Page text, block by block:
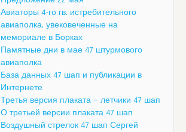
Авиаторы 4-го гв. истребительного
авиаполка, увековеченные на
мемориале в Борках
Памятные дни в мае 47 штурмового
авиаполка
База данных 47 шап и публикации в
Интернете
Третья версия плаката — летчики 47 шап
О третьей версии плаката 47 шап
Воздушный стрелок 47 шап Сергей